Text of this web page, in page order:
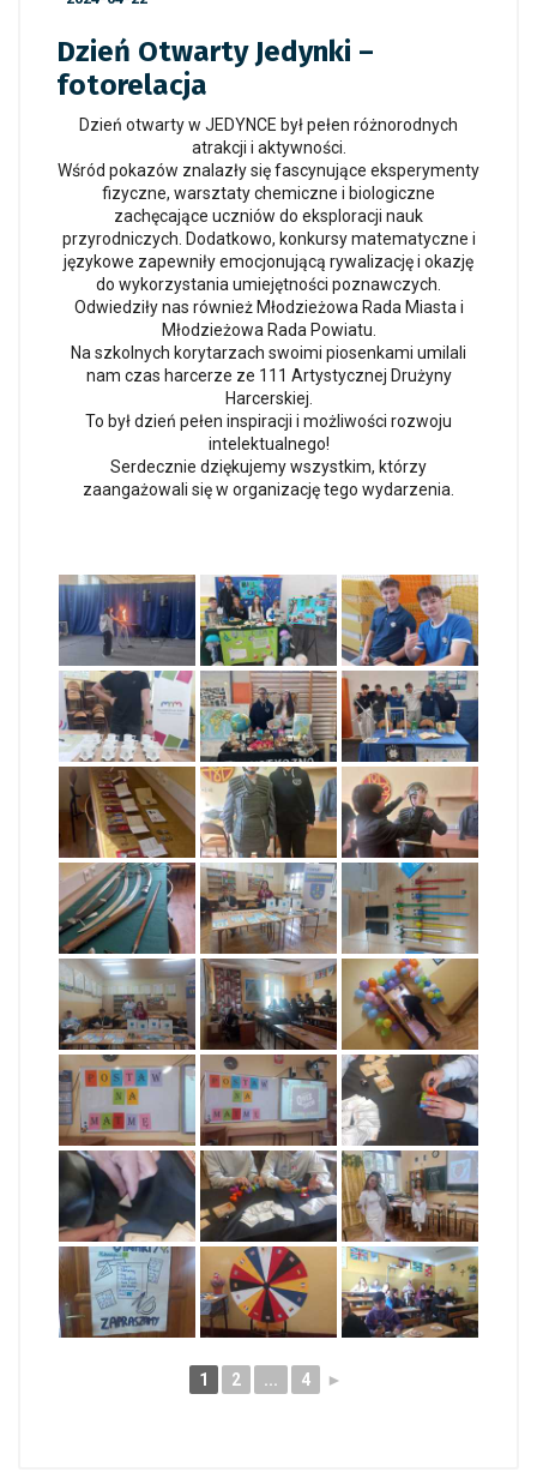
Dzień Otwarty Jedynki –
fotorelacja
Dzień otwarty w JEDYNCE był pełen różnorodnych
atrakcji i aktywności.
Wśród pokazów znalazły się fascynujące eksperymenty
fizyczne, warsztaty chemiczne i biologiczne
zachęcające uczniów do eksploracji nauk
przyrodniczych. Dodatkowo, konkursy matematyczne i
językowe zapewniły emocjonującą rywalizację i okazję
do wykorzystania umiejętności poznawczych.
Odwiedziły nas również Młodzieżowa Rada Miasta i
Młodzieżowa Rada Powiatu.
Na szkolnych korytarzach swoimi piosenkami umilali
nam czas harcerze ze 111 Artystycznej Drużyny
Harcerskiej.
To był dzień pełen inspiracji i możliwości rozwoju
intelektualnego!
Serdecznie dziękujemy wszystkim, którzy
zaangażowali się w organizację tego wydarzenia.
1 2 ... 4 ►